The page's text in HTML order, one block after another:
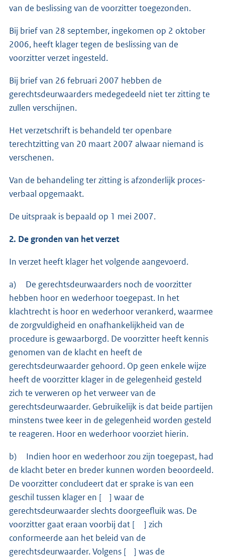
van de beslissing van de voorzitter toegezonden.
Bij brief van 28 september, ingekomen op 2 oktober
2006, heeft klager tegen de beslissing van de
voorzitter verzet ingesteld.
Bij brief van 26 februari 2007 hebben de
gerechtsdeurwaarders medegedeeld niet ter zitting te
zullen verschijnen.
Het verzetschrift is behandeld ter openbare
terechtzitting van 20 maart 2007 alwaar niemand is
verschenen.
Van de behandeling ter zitting is afzonderlijk proces-
verbaal opgemaakt.
De uitspraak is bepaald op 1 mei 2007.
2. De gronden van het verzet
In verzet heeft klager het volgende aangevoerd.
a) De gerechtsdeurwaarders noch de voorzitter
hebben hoor en wederhoor toegepast. In het
klachtrecht is hoor en wederhoor verankerd, waarmee
de zorgvuldigheid en onafhankelijkheid van de
procedure is gewaarborgd. De voorzitter heeft kennis
genomen van de klacht en heeft de
gerechtsdeurwaarder gehoord. Op geen enkele wijze
heeft de voorzitter klager in de gelegenheid gesteld
zich te verweren op het verweer van de
gerechtsdeurwaarder. Gebruikelijk is dat beide partijen
minstens twee keer in de gelegenheid worden gesteld
te reageren. Hoor en wederhoor voorziet hierin.
b) Indien hoor en wederhoor zou zijn toegepast, had
de klacht beter en breder kunnen worden beoordeeld.
De voorzitter concludeert dat er sprake is van een
geschil tussen klager en [ ] waar de
gerechtsdeurwaarder slechts doorgeefluik was. De
voorzitter gaat eraan voorbij dat [ ] zich
conformeerde aan het beleid van de
gerechtsdeurwaarder. Volgens [ ] was de